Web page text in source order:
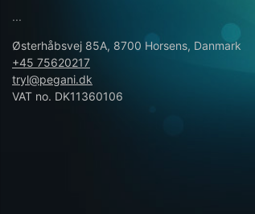
...
Østerhåbsvej 85A, 8700 Horsens, Danmark
+45 75620217
tryl@pegani.dk
VAT no. DK11360106